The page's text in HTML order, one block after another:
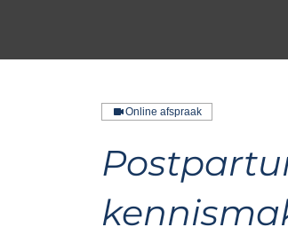
Online afspraak